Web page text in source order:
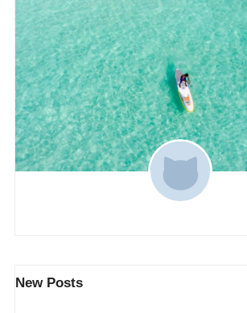
New Posts